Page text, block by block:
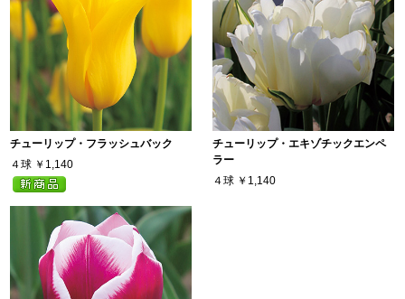
チューリップ・フラッシュバック
４球 ￥1,140
チューリップ・エキゾチックエンペ
ラー
４球 ￥1,140